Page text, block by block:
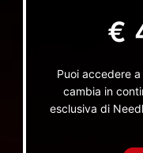
€
Puoi accedere
cambia in
esclusiva di